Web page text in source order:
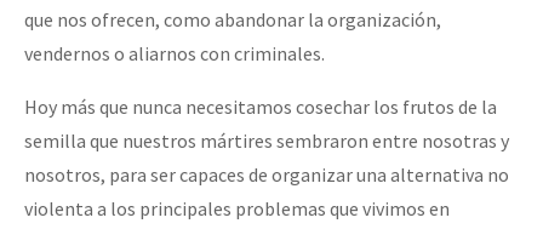
que nos ofrecen, como abandonar la organización,
vendernos o aliarnos con criminales.
Hoy más que nunca necesitamos cosechar los frutos de la
semilla que nuestros mártires sembraron entre nosotras y
nosotros, para ser capaces de organizar una alternativa no
violenta a los principales problemas que vivimos en